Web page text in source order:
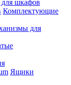
шкафов
Комплектующие
для
Ящики